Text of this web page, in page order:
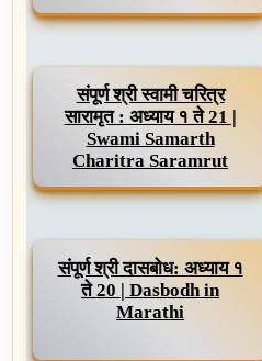
संपूर्ण श्री स्वामी चरित्र
सारामृत : अध्याय १ ते 21 |
Swami Samarth
Charitra Saramrut
संपूर्ण श्री दासबोध: अध्याय १
ते 20 | Dasbodh in
Marathi